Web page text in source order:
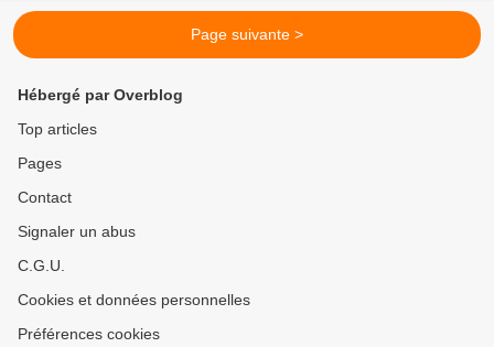
Page suivante >
Hébergé par Overblog
Top articles
Pages
Contact
Signaler un abus
C.G.U.
Cookies et données personnelles
Préférences cookies